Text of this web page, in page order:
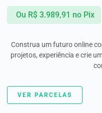
Ou R$3.989,91 no Pix
Construa um futuro online
projetos, experiência e crie
VER PARCELAS